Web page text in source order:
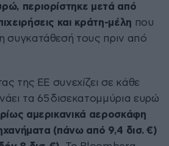
περιορίστηκε μετά από
και κράτη-μέλη που
συγκατάθεσή τους πριν από
της ΕΕ συνεχίζει σε κάθε
τα 65 δισεκατομμύρια ευρώ
αμερικανικά αεροσκάφη
(πάνω από 9,4 δισ. €)